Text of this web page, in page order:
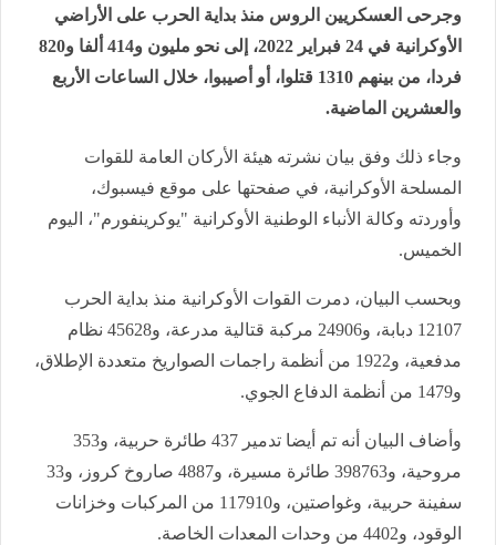
وجرحى العسكريين الروس منذ بداية الحرب على الأراضي
الأوكرانية في 24 فبراير 2022، إلى نحو مليون و414 ألفا و820
فردا، من بينهم 1310 قتلوا، أو أصيبوا، خلال الساعات الأربع
والعشرين الماضية.
وجاء ذلك وفق بيان نشرته هيئة الأركان العامة للقوات
المسلحة الأوكرانية، في صفحتها على موقع فيسبوك،
وأوردته وكالة الأنباء الوطنية الأوكرانية "يوكرينفورم"، اليوم
الخميس.
وبحسب البيان، دمرت القوات الأوكرانية منذ بداية الحرب
12107 دبابة، و24906 مركبة قتالية مدرعة، و45628 نظام
مدفعية، و1922 من أنظمة راجمات الصواريخ متعددة الإطلاق،
و1479 من أنظمة الدفاع الجوي.
وأضاف البيان أنه تم أيضا تدمير 437 طائرة حربية، و353
مروحية، و398763 طائرة مسيرة، و4887 صاروخ كروز، و33
سفينة حربية، وغواصتين، و117910 من المركبات وخزانات
الوقود، و4402 من وحدات المعدات الخاصة.